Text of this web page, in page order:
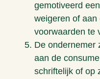
gemotiveerd
weigeren of
voorwaarden te
De ondernemer
aan de
schriftelijk of op